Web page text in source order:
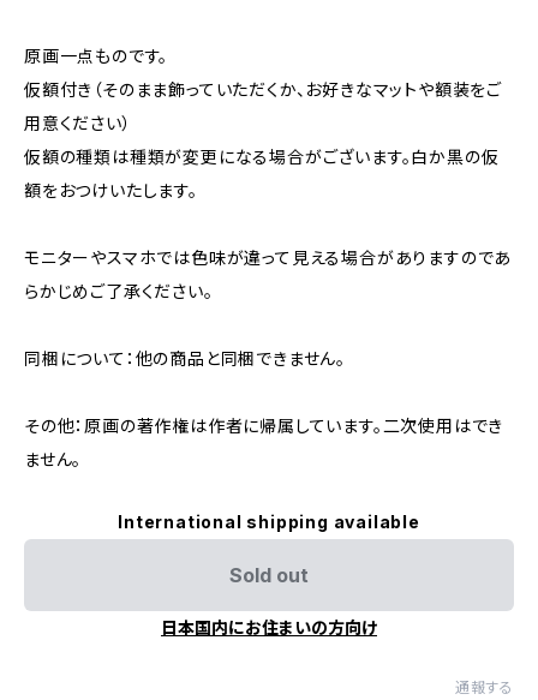
原画一点ものです。
仮額付き（そのまま飾っていただくか、お好きなマットや額装をご
用意ください）
仮額の種類は種類が変更になる場合がございます。白か黒の仮
額をおつけいたします。
モニターやスマホでは色味が違って見える場合がありますのであ
らかじめご了承ください。
同梱について：他の商品と同梱できません。
その他：原画の著作権は作者に帰属しています。二次使用はでき
ません。
International shipping available
Sold out
日本国内にお住まいの方向け
通報する